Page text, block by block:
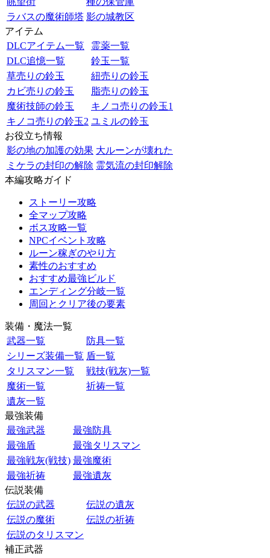
ラバスの魔術師塔 影の城教区
アイテム
DLCアイテム一覧
霊薬一覧
DLC追憶一覧
鈴玉一覧
草売りの鈴玉
紐売りの鈴玉
カビ売りの鈴玉
脂売りの鈴玉
魔術技師の鈴玉
キノコ売りの鈴玉1
キノコ売りの鈴玉2 ユミルの鈴玉
お役立ち情報
影の地の加護の効果 大ルーンが壊れた
ミケラの封印の解除 霊気流の封印解除
本編攻略ガイド
ストーリー攻略
全マップ攻略
ボス攻略一覧
NPCイベント攻略
ルーン稼ぎのやり方
素性のおすすめ
おすすめ最強ビルド
エンディング分岐一覧
周回とクリア後の要素
装備・魔法一覧
武器一覧
防具一覧
シリーズ装備一覧 盾一覧
タリスマン一覧
戦技(戦灰)一覧
魔術一覧
祈祷一覧
遺灰一覧
最強装備
最強武器
最強防具
最強盾
最強タリスマン
最強戦灰(戦技) 最強魔術
最強祈祷
最強遺灰
伝説装備
伝説の武器
伝説の遺灰
伝説の魔術
伝説の祈祷
伝説のタリスマン
補正武器